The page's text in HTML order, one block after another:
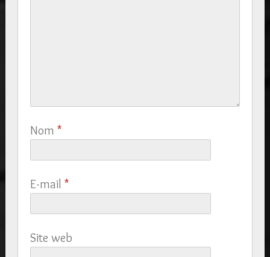
Nom *
E-mail *
Site web